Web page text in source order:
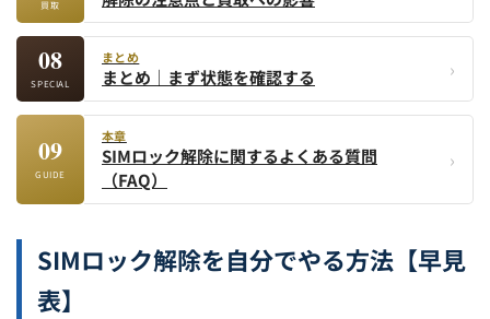
買取
08
SPECIAL
まとめ
まとめ｜まず状態を確認する ›
09
GUIDE
本章
SIMロック解除に関するよくある質問
（FAQ）
›
SIMロック解除を自分でやる方法【早見
表】